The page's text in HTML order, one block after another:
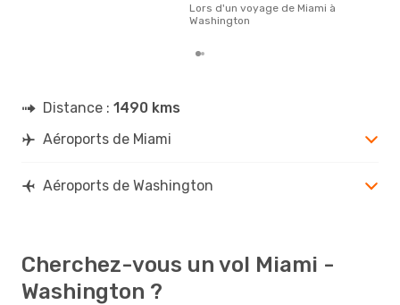
Lors d'un voyage de Miami à
Washington
Distance : 1490 kms
Aéroports de Miami
Aéroports de Washington
Cherchez-vous un vol Miami -
Washington ?